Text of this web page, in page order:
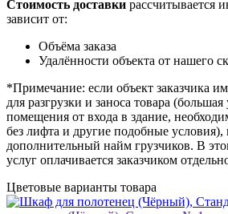
Стоимость доставки рассчитывается
зависит от:
Объёма заказа
Удалённости объекта от нашего
*Примечание: если объект заказчика
для разгрузки и заноса товара (большая
помещения от входа в здание,
без лифта и другие подобные условия),
дополнительный найм грузчиков. В
услуг оплачивается заказчиком
Цветовые варианты товара